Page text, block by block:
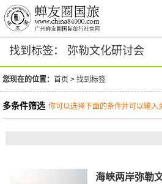
找到标签： 弥勒文化研讨会
您现在的位置：首页 >找到标签
多条件筛选 你可以选择下面的条件并可以输入
海峡两岸弥勒